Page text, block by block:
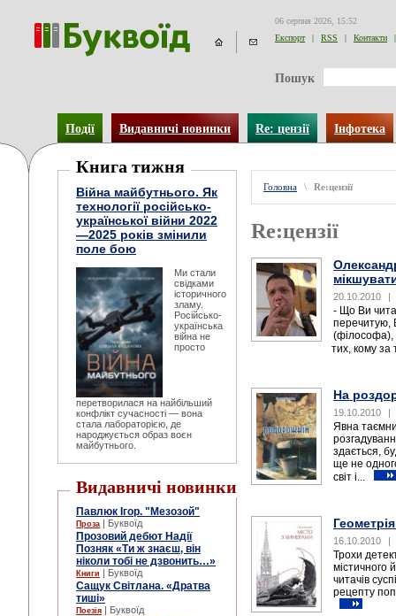
06 серпня 2026, 15:52
Експорт
| RSS | Контакти |
Пошук
Події Видавничі новинки Re: цензії Інфотека
Книга тижня
Війна майбутнього. Як
технології російсько-
української війни 2022
—2025 років змінили
поле бою
Ми стали
свідками
історичного
зламу.
Російсько-
українська
війна не
просто
перетворилася на найбільший
конфлікт сучасності — вона
стала лабораторією, де
народжується образ воєн
майбутнього.
Видавничі новинки
Павлюк Ігор. "Мезозой"
Проза | Буквоїд
Прозовий дебют Надії
Позняк «Ти ж знаєш, він
ніколи тобі не дзвонить…»
Книги | Буквоїд
Сащук Світлана. «Дратва
тиші»
Поезія | Буквоїд
Головна \ Re:цензії
Re:цензії
20.10.2010 |
- Що Ви
перечитую,
(філософа),
тих, кому за
На
19.10.2010 |
Явна
здається,
ще не
світ і...
16.10.2010 |
Трохи
містичного
читачів
рецепту